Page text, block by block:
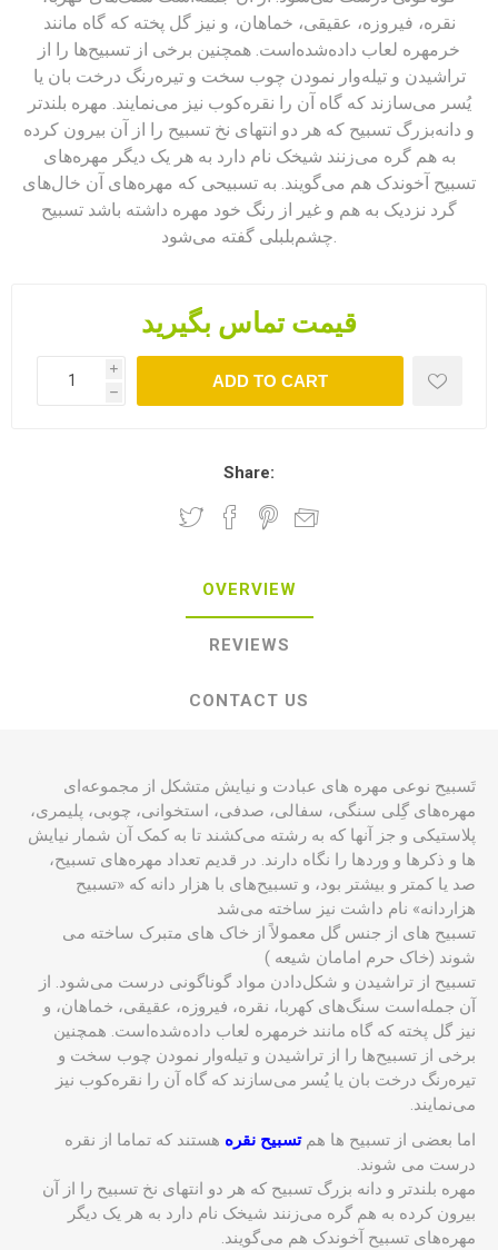
نقره، فیروزه، عقیقی، خماهان، و نیز گل پخته که گاه مانند
خرمهره لعاب داده‌شده‌است. همچنین برخی از تسبیح‌ها را از
تراشیدن و تیله‌وار نمودن چوب سخت و تیره‌رنگ درخت بان یا
یُسر می‌سازند که گاه آن را نقره‌کوب نیز می‌نمایند. مهره بلندتر
و دانه‌بزرگ تسبیح که هر دو انتهای نخ تسبیح را از آن بیرون کرده
به هم گره می‌زنند شیخک نام دارد به هر یک دیگر مهره‌های
تسبیح آخوندک هم می‌گویند. به تسبیحی که مهره‌های آن خال‌های
گرد نزدیک به هم و غیر از رنگ خود مهره داشته باشد تسبیح
قیمت تماس بگیرید
i
h
ADD TO CART
Share:
OVERVIEW
REVIEWS
CONTACT US
تَسبیح نوعی مهره های عبادت و نیایش متشکل از مجموعه‌ای
مهره‌های گِلی سنگی، سفالی، صدفی، استخوانی، چوبی، پلیمری،
پلاستیکی و جز آنها که به رشته می‌کشند تا به کمک آن شمار نیایش
ها و ذکرها و وردها را نگاه دارند. در قدیم تعداد مهره‌های تسبیح،
صد یا کمتر و بیشتر بود، و تسبیح‌های با هزار دانه که «تسبیح
هزاردانه» نام داشت نیز ساخته می‌شد
تسبیح های از جنس گل معمولاً از خاک های متبرک ساخته می
شوند (خاک حرم امامان شیعه )
تسبیح از تراشیدن و شکل‌دادن مواد گوناگونی درست می‌شود. از
آن جمله‌است سنگ‌های کهربا، نقره، فیروزه، عقیقی، خماهان، و
نیز گل پخته که گاه مانند خرمهره لعاب داده‌شده‌است. همچنین
برخی از تسبیح‌ها را از تراشیدن و تیله‌وار نمودن چوب سخت و
تیره‌رنگ درخت بان یا یُسر می‌سازند که گاه آن را نقره‌کوب نیز
می‌نمایند.
اما بعضی از تسبیح ها هم تسبیح نقره هستند که تماما از نقره
درست می شوند.
مهره بلندتر و دانه‌ بزرگ تسبیح که هر دو انتهای نخ تسبیح را از آن
بیرون کرده به هم گره می‌زنند شیخک نام دارد به هر یک دیگر
مهره‌های تسبیح آخوندک هم می‌گویند.